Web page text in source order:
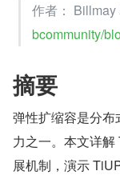
作者： Billmay
bcommunity/
摘要
弹性扩缩容是分
力之一。本文详
展机制，演示